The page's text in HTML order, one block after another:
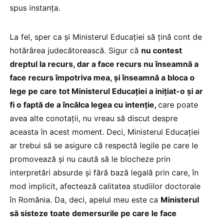
spus instanța.
La fel, sper ca și Ministerul Educației să țină cont de
hotărârea judecătorească. Sigur că nu contest
dreptul la recurs, dar a face recurs nu înseamnă a
face recurs împotriva mea, și înseamnă a bloca o
lege pe care tot Ministerul Educației a inițiat-o și ar
fi o faptă de a încălca legea cu intenție, care poate
avea alte conotații, nu vreau să discut despre
aceasta în acest moment. Deci, Ministerul Educației
ar trebui să se asigure că respectă legile pe care le
promovează și nu caută să le blocheze prin
interpretări absurde și fără bază legală prin care, în
mod implicit, afectează calitatea studiilor doctorale
în România. Da, deci, apelul meu este ca Ministerul
să sisteze toate demersurile pe care le face